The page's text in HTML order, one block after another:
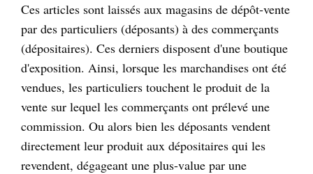
Ces articles sont laissés aux magasins de dépôt-vente
par des particuliers (déposants) à des commerçants
(dépositaires). Ces derniers disposent d'une boutique
d'exposition. Ainsi, lorsque les marchandises ont été
vendues, les particuliers touchent le produit de la
vente sur lequel les commerçants ont prélevé une
commission. Ou alors bien les déposants vendent
directement leur produit aux dépositaires qui les
revendent, dégageant une plus-value par une